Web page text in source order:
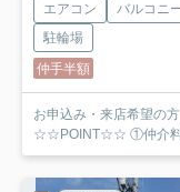
エアコン バルコニ
駐輪場
仲手半額
お申込み・来店希望の
☆☆POINT☆☆ ①仲介料